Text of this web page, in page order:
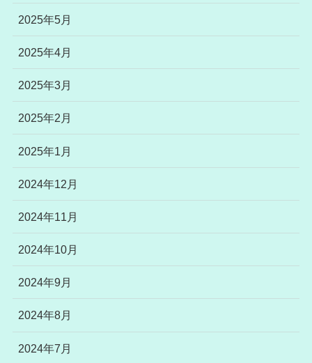
2025年5月
2025年4月
2025年3月
2025年2月
2025年1月
2024年12月
2024年11月
2024年10月
2024年9月
2024年8月
2024年7月